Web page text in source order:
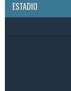
ESTADIO